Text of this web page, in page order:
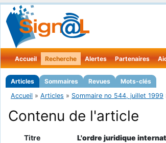
Accueil Recherche
Articles Sommaires Revues Mots-clés
Alertes Partenaires
Accueil » Articles » Sommaire no 544, juillet 1999
Contenu de l'article
Titre
L'ordre juridique